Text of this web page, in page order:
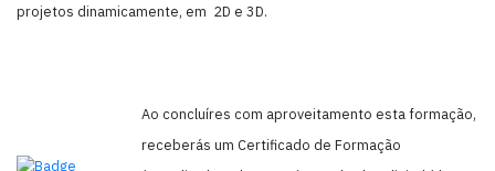
projetos dinamicamente, em 2D e 3D.
Ao concluíres com aproveitamento esta formação,
receberás um Certificado de Formação